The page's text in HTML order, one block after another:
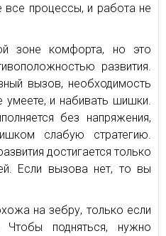
все процессы, и работа не
зоне комфорта, но это
развития.
вызов, необходимость
умеете, и набивать шишки.
без напряжения,
слабую стратегию.
достигается только
Если вызова нет, то вы
на зебру, только если
подняться, нужно